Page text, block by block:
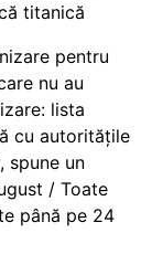
titanică
pentru
nu au
lista
cu autoritățile
spune un
/ Toate
până pe 24